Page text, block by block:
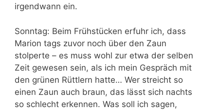
irgendwann ein.
Sonntag: Beim Frühstücken erfuhr ich, dass
Marion tags zuvor noch über den Zaun
stolperte – es muss wohl zur etwa der selben
Zeit gewesen sein, als ich mein Gespräch mit
den grünen Rüttlern hatte… Wer streicht so
einen Zaun auch braun, das lässt sich nachts
so schlecht erkennen. Was soll ich sagen,